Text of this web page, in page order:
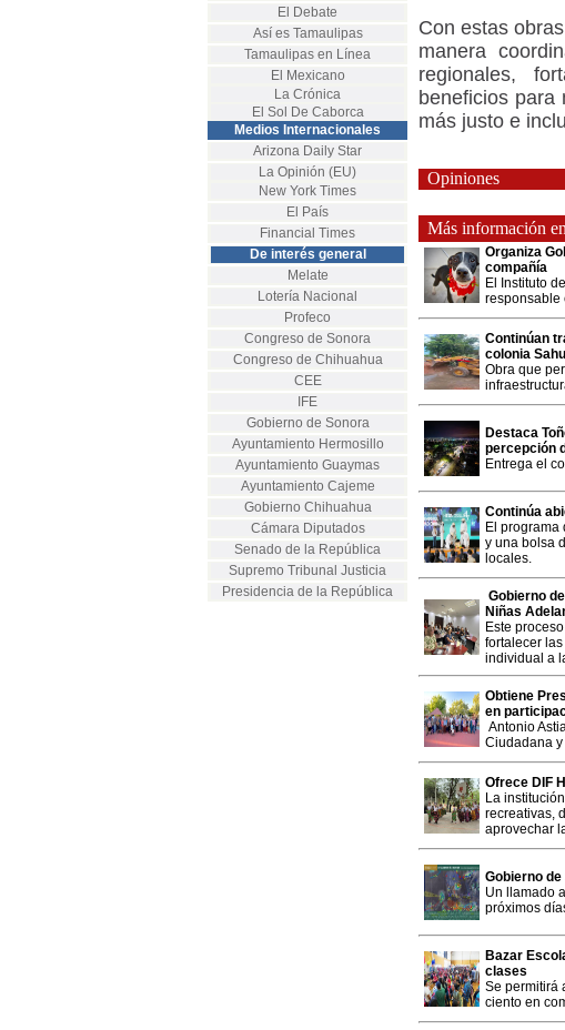
El Debate
Así es Tamaulipas
Tamaulipas en Línea
El Mexicano
La Crónica
El Sol De Caborca
Medios Internacionales
Arizona Daily Star
La Opinión (EU)
New York Times
El País
Financial Times
De interés general
Melate
Lotería Nacional
Profeco
Congreso de Sonora
Congreso de Chihuahua
CEE
IFE
Gobierno de Sonora
Ayuntamiento Hermosillo
Ayuntamiento Guaymas
Ayuntamiento Cajeme
Gobierno Chihuahua
Cámara Diputados
Senado de la República
Supremo Tribunal Justicia
Presidencia de la República
Con estas
manera
regionales,
beneficios para
más justo e
Opiniones
Más información
Organiza
compañía
El Instituto
responsable
Continúan
colonia
Obra que
Destaca
percepción
Entrega el
Continúa
El programa
y una bolsa
locales.
Gobierno
Niñas
Este
fortalecer
individual a
Obtiene
en
Antonio
Ciudadana
Ofrece DIF
La
recreativas,
aprovechar
Gobierno
Un llamado
próximos
Bazar
clases
Se permitirá
ciento en